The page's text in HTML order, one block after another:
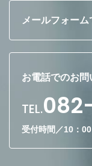
メールフォー
お電話でのお問
TEL.
受付時間／10：